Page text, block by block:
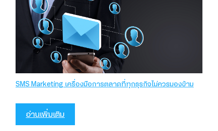
SMS Marketing เครื่องมือการตลาดที่ทุกธุรกิจไม่ควรมองข้าม
อ่านเพิ่มเติม